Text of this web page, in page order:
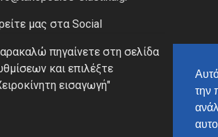
την
μας στα Social
πηγαίνετε στη σελίδα
και επιλέξτε
εισαγωγή"